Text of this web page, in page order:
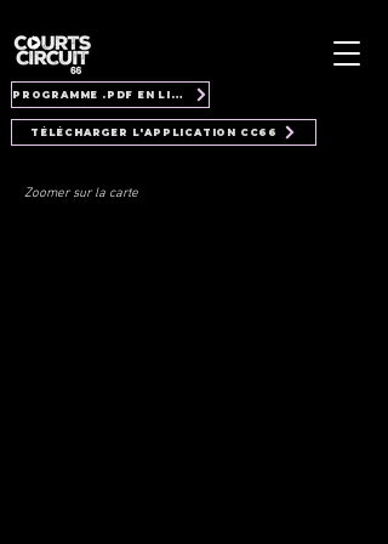
PROGRAMME .PDF EN LIGNE
TÉLÉCHARGER L'APPLICATION CC66
Zoomer sur la carte